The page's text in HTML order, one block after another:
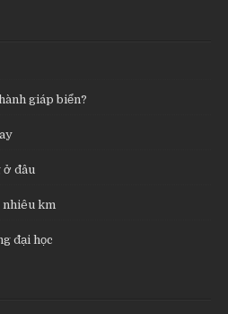
giáp biển?
ở đâu
km
đại học